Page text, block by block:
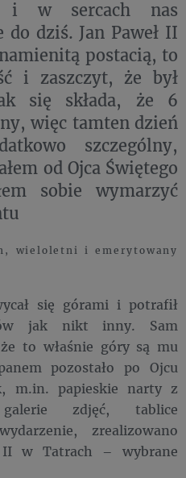
i w sercach nas
dziś. Jan Paweł II
postacią, to
i zaszczyt, że był
się składa, że 6
więc tamten dzień
szczególny,
od Ojca Świętego
sobie wymarzyć
wieloletni i emerytowany
się górami i potrafił
jak nikt inny. Sam
to właśnie góry są mu
pozostało po Ojcu
m.in. papieskie narty z
zdjęć, tablice
zrealizowano
w Tatrach – wybrane